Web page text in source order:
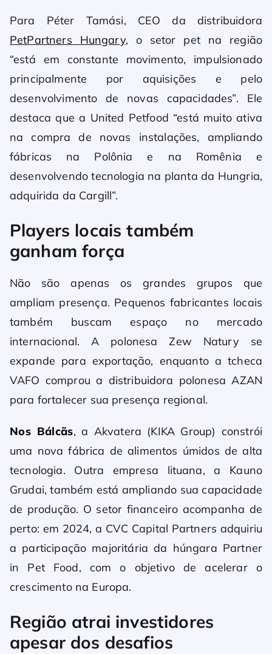
Para Péter Tamási, CEO da distribuidora
PetPartners Hungary, o setor pet na região
“está em constante movimento, impulsionado
principalmente por aquisições e pelo
desenvolvimento de novas capacidades”. Ele
destaca que a United Petfood “está muito ativa
na compra de novas instalações, ampliando
fábricas na Polônia e na Romênia e
desenvolvendo tecnologia na planta da Hungria,
adquirida da Cargill”.
Players locais também
ganham força
Não são apenas os grandes grupos que
ampliam presença. Pequenos fabricantes locais
também buscam espaço no mercado
internacional. A polonesa Zew Natury se
expande para exportação, enquanto a tcheca
VAFO comprou a distribuidora polonesa AZAN
para fortalecer sua presença regional.
Nos Bálcãs, a Akvatera (KIKA Group) constrói
uma nova fábrica de alimentos úmidos de alta
tecnologia. Outra empresa lituana, a Kauno
Grudai, também está ampliando sua capacidade
de produção. O setor financeiro acompanha de
perto: em 2024, a CVC Capital Partners adquiriu
a participação majoritária da húngara Partner
in Pet Food, com o objetivo de acelerar o
crescimento na Europa.
Região atrai investidores
apesar dos desafios